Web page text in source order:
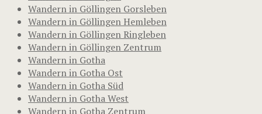
Wandern in Göllingen Gorsleben
Wandern in Göllingen Hemleben
Wandern in Göllingen Ringleben
Wandern in Göllingen Zentrum
Wandern in Gotha
Wandern in Gotha Ost
Wandern in Gotha Süd
Wandern in Gotha West
Wandern in Gotha Zentrum